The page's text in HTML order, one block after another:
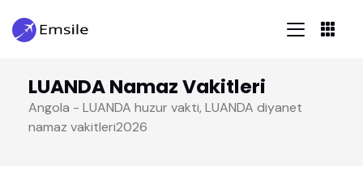
LUANDA Namaz Vakitleri
Angola - LUANDA huzur vakti, LUANDA diyanet
namaz vakitleri2026